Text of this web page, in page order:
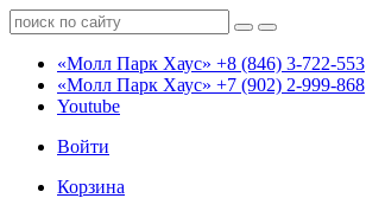
«Молл Парк Хаус» +8 (846) 3-722-553
«Молл Парк Хаус» +7 (902) 2-999-868
Youtube
Войти
Корзина